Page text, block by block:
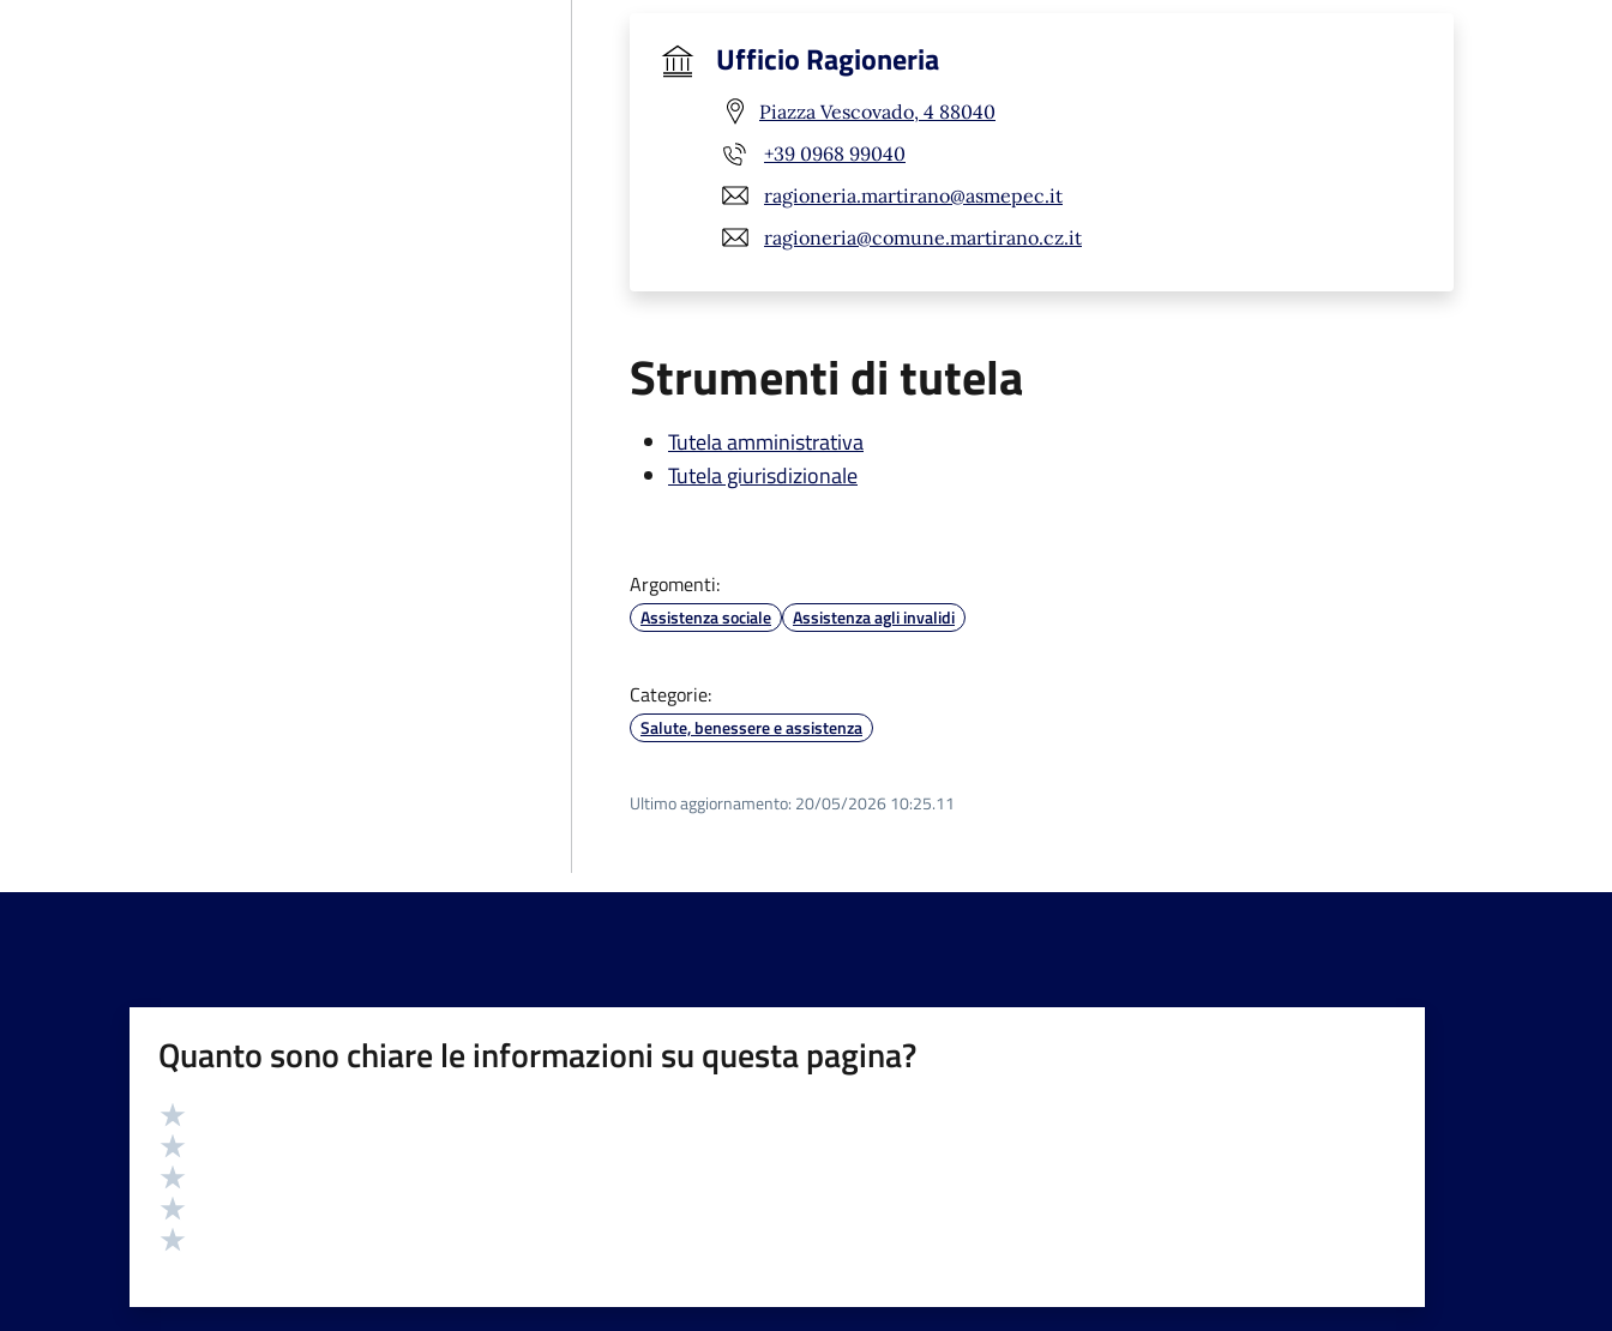
Ufficio Ragioneria
Piazza Vescovado, 4 88040
+39 0968 99040
ragioneria.martirano@asmepec.it
ragioneria@comune.martirano.cz.it
Strumenti di tutela
Tutela amministrativa
Tutela giurisdizionale
Argomenti:
Assistenza sociale Assistenza agli invalidi
Categorie:
Salute, benessere e assistenza
Ultimo aggiornamento: 20/05/2026 10:25.11
Quanto sono chiare le informazioni su questa pagina?
Valutazione